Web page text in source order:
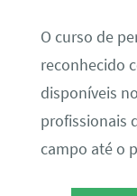
O curso de
reconhecido
disponíveis
profissionais
campo até o